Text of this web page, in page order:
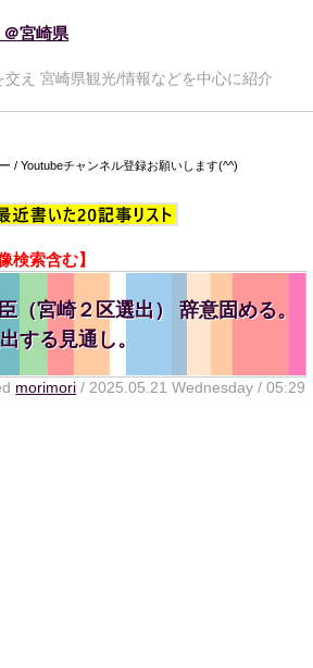
＠宮崎県
え 宮崎県観光/情報などを中心に紹介
/ Youtubeチャンネル登録お願いします(^^)
検索含む】
（宮崎２区選出） 辞意固める。
する見通し。
morimori / 2025.05.21 Wednesday / 05:29